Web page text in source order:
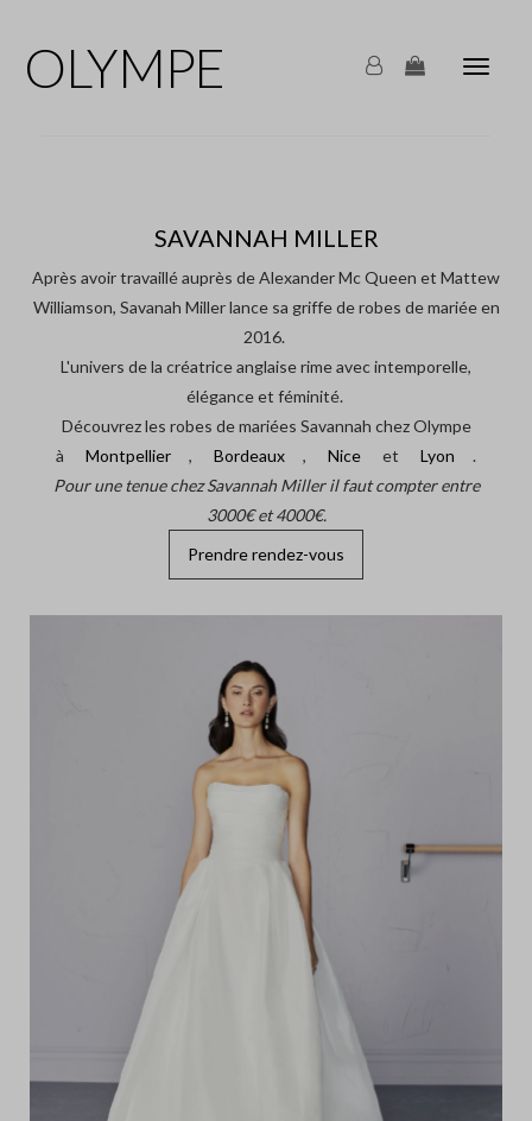
Olympe
OLYMPE
SAVANNAH MILLER
Après avoir travaillé auprès de Alexander Mc Queen et Mattew
Williamson, Savanah Miller lance sa griffe de robes de mariée en
2016.
L'univers de la créatrice anglaise rime avec intemporelle,
élégance et féminité.
Découvrez les robes de mariées Savannah chez Olympe
à
Montpellier , Bordeaux , Nice et Lyon
.
Pour une tenue chez Savannah Miller il faut compter entre
3000€ et 4000€.
Prendre rendez-vous